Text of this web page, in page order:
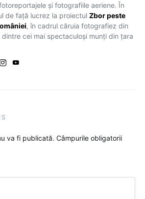
și fotografiile aeriene. În
de față lucrez la proiectul Zbor peste
, în cadrul căruia fotografiez din
dintre cei mai spectaculoși munți din țara
va fi publicată. Câmpurile obligatorii